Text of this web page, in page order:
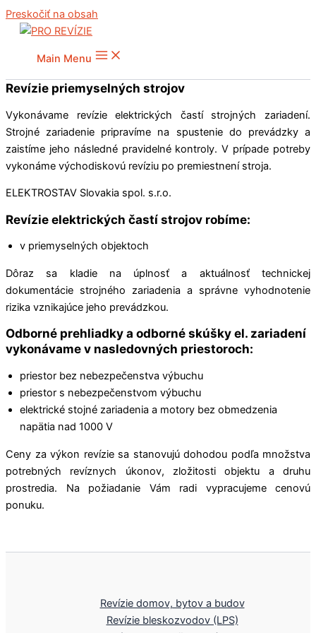
Preskočiť na obsah
Main Menu
Revízie priemyselných strojov
Vykonávame revízie elektrických častí strojných zariadení.
Strojné zariadenie pripravíme na spustenie do prevádzky a
zaistíme jeho následné pravidelné kontroly. V prípade potreby
vykonáme východiskovú revíziu po premiestnení stroja.
ELEKTROSTAV Slovakia spol. s.r.o.
Revízie elektrických častí strojov robíme:
v priemyselných objektoch
Dôraz sa kladie na úplnosť a aktuálnosť technickej
dokumentácie strojného zariadenia a správne vyhodnotenie
rizika vznikajúce jeho prevádzkou.
Odborné prehliadky a odborné skúšky el. zariadení
vykonávame v nasledovných priestoroch:
priestor bez nebezpečenstva výbuchu
priestor s nebezpečenstvom výbuchu
elektrické stojné zariadenia a motory bez obmedzenia
napätia nad 1000 V
Ceny za výkon revízie sa stanovujú dohodou podľa množstva
potrebných revíznych úkonov, zložitosti objektu a druhu
prostredia. Na požiadanie Vám radi vypracujeme cenovú
ponuku.
Revízie domov, bytov a budov
Revízie bleskozvodov (LPS)